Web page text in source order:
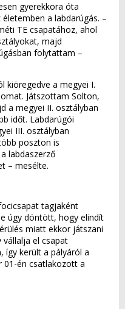
gyerekkora óta
a labdarúgás. –
TE csapatához, ahol
majd
folytattam –
kiöregedve a megyei I.
Játszottam Solton,
a megyei II. osztályban
időt. Labdarúgói
III. osztályban
poszton is
labdaszerző
– mesélte.
tagjaként
úgy döntött, hogy elindít
miatt ekkor játszani
el csapat
így került a pályáról a
01-én csatlakozott a